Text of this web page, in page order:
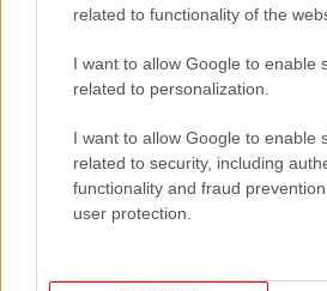
related to functionality of the
I want to allow Google to enable
related to personalization.
I want to allow Google to enable
related to security, including
functionality and fraud
user protection.